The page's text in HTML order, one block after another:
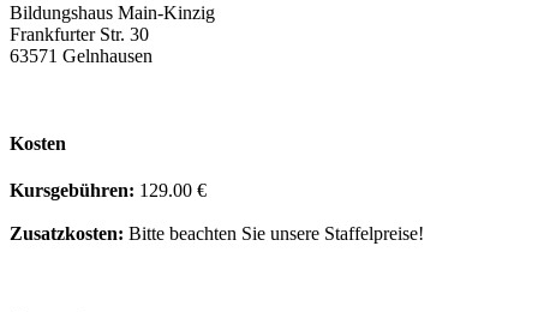
Bildungshaus Main-Kinzig
Frankfurter Str. 30
63571 Gelnhausen
Kosten
Kursgebühren: 129.00 €
Zusatzkosten: Bitte beachten Sie unsere Staffelpreise!